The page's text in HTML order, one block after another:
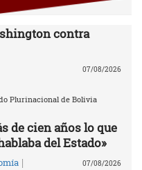
contra
07/08/2026
Plurinacional de Bolivia
de cien años lo que
del Estado»
| 07/08/2026